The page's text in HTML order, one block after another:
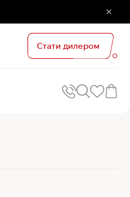
Стати дилером